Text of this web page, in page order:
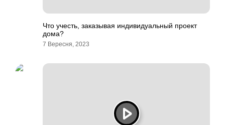
Что учесть, заказывая индивидуальный проект
дома?
7 Вересня, 2023